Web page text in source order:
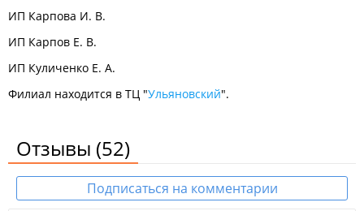
ИП Карпова И. В.
ИП Карпов Е. В.
ИП Куличенко Е. А.
Филиал находится в ТЦ "Ульяновский".
Отзывы (52)
Подписаться на комментарии